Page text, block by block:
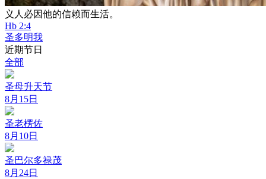
义人必因他的信赖而生活。
Hb 2:4
圣多明我
近期节日
全部
圣母升天节
8月15日
圣老楞佐
8月10日
圣巴尔多禄茂
8月24日